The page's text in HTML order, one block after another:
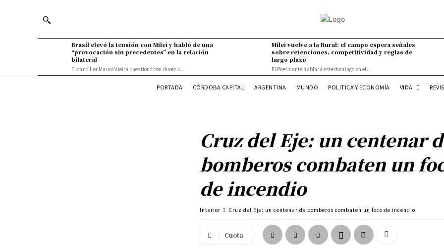
Brasil elevó la tensión con Milei y habló de una
“provocación sin precedentes” en la relación
bilateral
El canciller Mauro Vieira cuestionó con dureza...
Milei vuelve a la Rural: el campo espera señales
sobre retenciones, competitividad y reglas de
largo plazo
El Presidente hablará este domingo en el...
PORTADA CÓRDOBA CAPITAL ARGENTINA MUNDO POLITICA Y ECONOMÍA VIDA
Cruz del Eje: un centenar
bomberos combaten un
de incendio
Interior Cruz del Eje: un centenar de bomberos combaten un foco de incendio
Cuota